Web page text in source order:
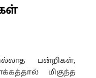
பன்றிகள்,
மிகுந்த